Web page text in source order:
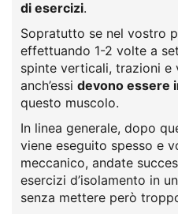
di esercizi.
Sopratutto se nel vostro
effettuando 1-2 volte a
spinte verticali, trazioni e
anch’essi devono essere
questo muscolo.
In linea generale, dopo
viene eseguito spesso e
meccanico, andate
esercizi d’isolamento in
senza mettere però